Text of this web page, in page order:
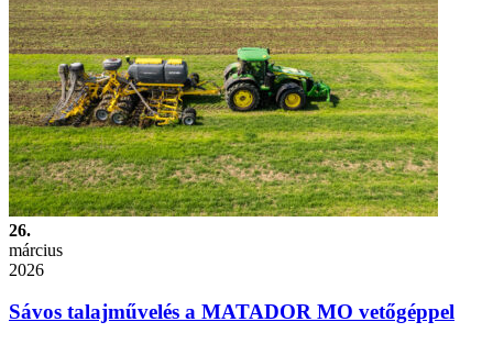
26.
március
2026
Sávos talajművelés a MATADOR MO vetőgéppel